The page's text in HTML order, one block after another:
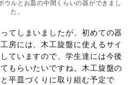
ウルとお皿の中間くらいの器ができまし
た。
てしまいましたが、初めての器
房には、木工旋盤に使えるサイ
ていますので、学生達には今後
もらいたいですね。木工旋盤の
平皿づくりに取り組む予定で